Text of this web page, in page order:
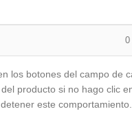
0
los botones del campo de
producto si no hago clic
este comportamiento.